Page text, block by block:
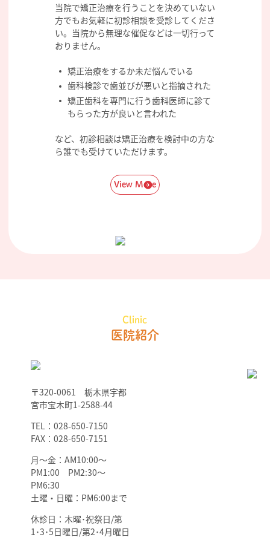
当院で矯正治療を行うことを決めていない
方でもお気軽に初診相談を受診してくださ
い。当院から無理な催促などは一切行って
おりません。
矯正治療をするか未だ悩んでいる
歯科検診で歯並びが悪いと指摘された
矯正歯科を専門に行う歯科医師に診て
もらった方が良いと言われた
など、初診相談は矯正治療を検討中の方な
ら誰でも受けていただけます。
View More
Clinic
医院紹介
〒320-0061 栃木県宇都
宮市宝木町1-2588-44
TEL：028-650-7150
FAX：028-650-7151
月～金：AM10:00～
PM1:00 PM2:30～
PM6:30
土曜・日曜：PM6:00まで
休診日：木曜･祝祭日/第
1･3･5日曜日/第2･4月曜日